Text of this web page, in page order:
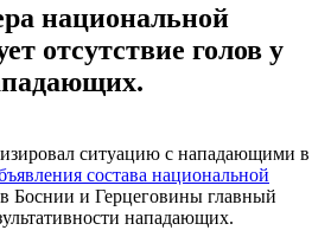
национальной
отсутствие голов у
ситуацию с нападающими в
состава национальной
Боснии и Герцеговины главный
нападающих.